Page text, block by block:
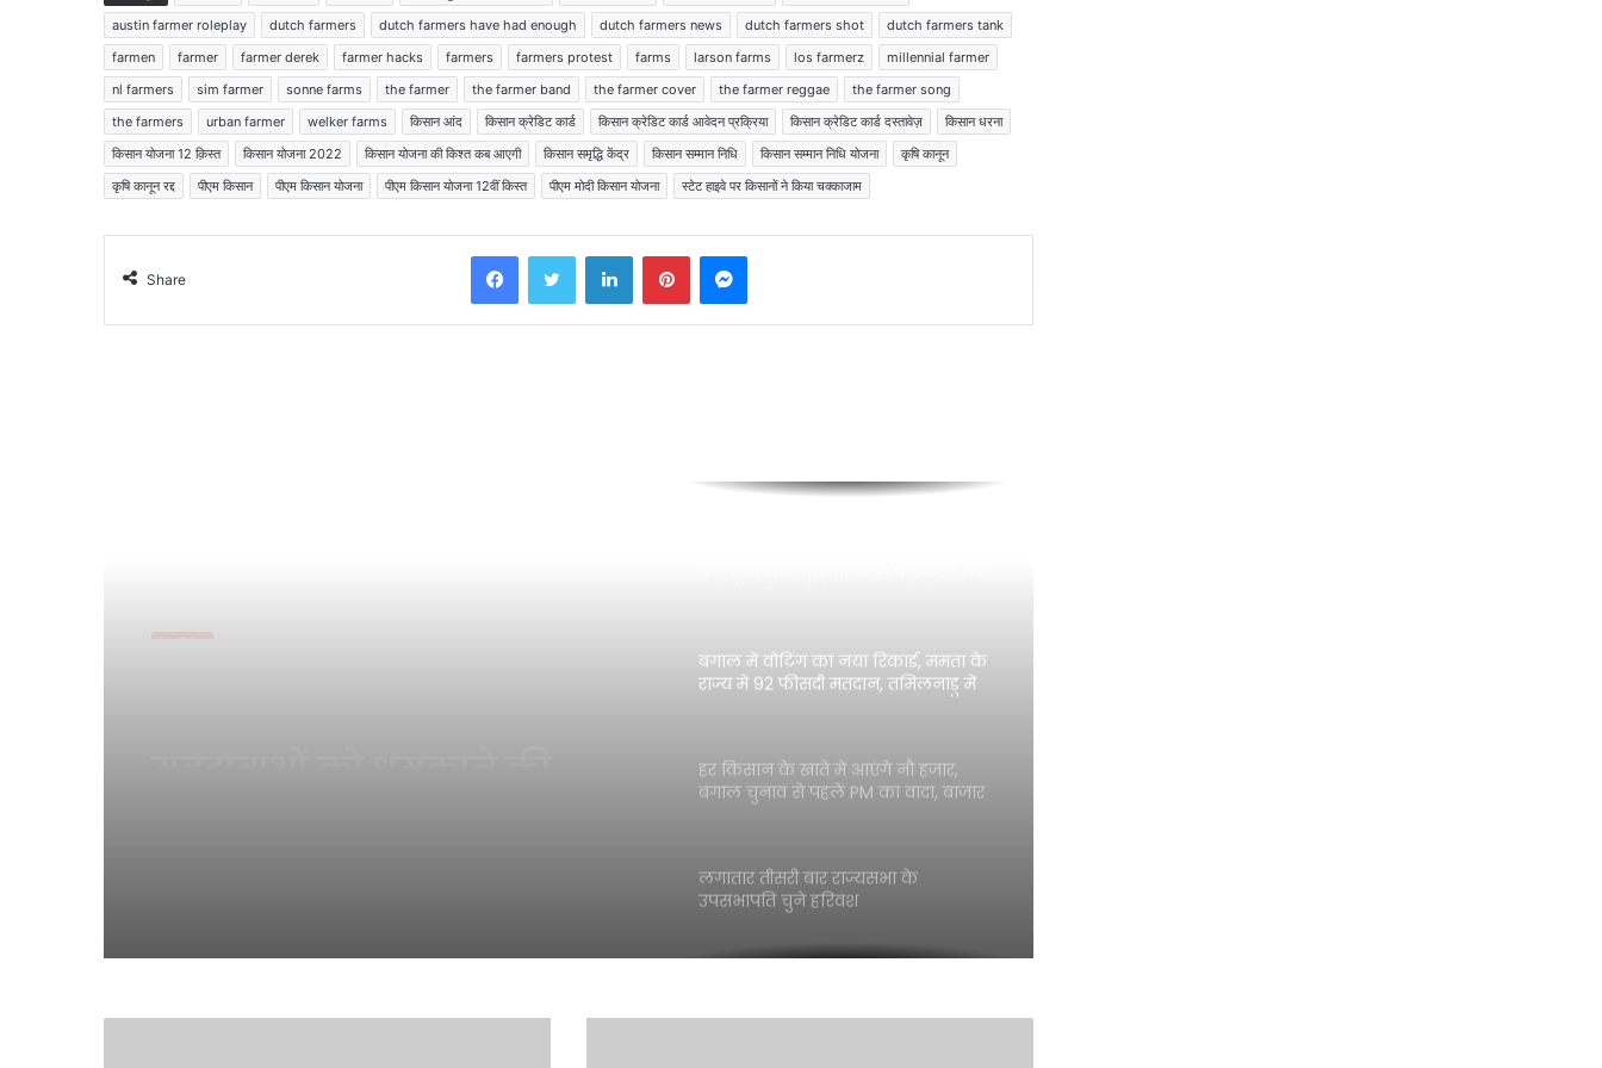
austin farmer roleplay
dutch farmers dutch farmers have had enough dutch farmers news dutch farmers shot
dutch farmers tank
farmen
farmer farmer derek farmer hacks farmers farmers protest farms larson farms los farmerz
millennial farmer
nl farmers
sim farmer sonne farms the farmer the farmer band the farmer cover the farmer reggae
the farmer song
the farmers
urban farmer welker farms किसान आंद किसान क्रेडिट कार्ड किसान क्रेडिट कार्ड आवेदन प्रक्रिया किसान क्रेडिट कार्ड दस्तावेज़
किसान धरना
किसान योजना 12 क़िस्त
किसान योजना 2022 किसान योजना की किश्त कब आएगी किसान समृद्धि केंद्र किसान सम्मान निधि किसान सम्मान निधि योजना
कृषि कानून
कृषि कानून रद्द
पीएम किसान पीएम किसान योजना पीएम किसान योजना 12वीं किस्त पीएम मोदी किसान योजना स्टेट हाइवे पर किसानों ने किया चक्काजाम
Share
हुंकार, पुलिस पर TMC वर्कर्ज को धमकाने
का आरोप
आसाराम रेप केस में बड़ा फैसला आज,
राजस्थान हाईकोर्ट की डिवीजन बेंच
सुनाएगी निर्णय
राजस्थान में 1 जून से पेट्रोल पंप बंद होने की
राज्य में 92 फीसदी मतदान, तमिलनाडु में
85% वोटिंग
बंगाल चुनाव से पहले PM का वादा, बाजार
से बाहर होंगे TMC के दलाल
उपसभापति चुने हरिवंश
यूपी SIR की फाइनल लिस्ट में 2.04 करोड़